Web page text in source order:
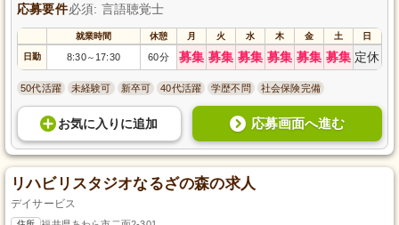
応募要件必須: 言語聴覚士
就業時間 休憩 月 火 水 木 金 土 日
日勤 8:30～ 17:30 60分 募集 募集 募集 募集 募集 募集 定休
50代活躍 未経験可 新卒可 40代活躍 学歴不問 社会保険完備
お気に入り に追加 応募画面へ進む
リハビリスタジオなるざの森の求人
デイサービス